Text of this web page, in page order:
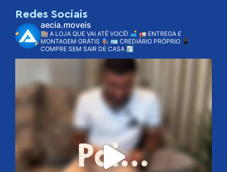
Redes Sociais
aecia.moveis
🏬 A LOJA QUE VAI ATÉ VOCÊ! 🛋️ 🚛 ENTREGA E
MONTAGEM GRÁTIS 👨🏽‍🔧 🪪 CREDIÁRIO PRÓPRIO 📱
COMPRE SEM SAIR DE CASA ⤵️